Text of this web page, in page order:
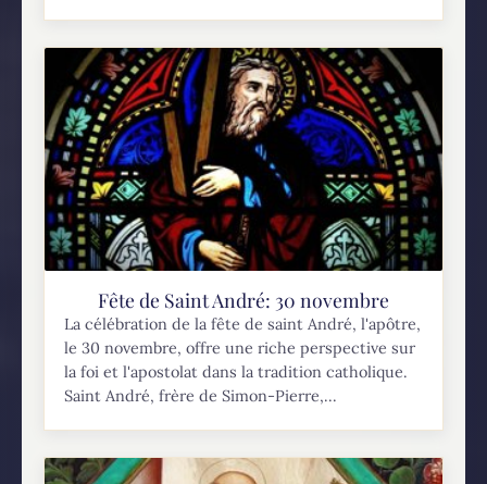
Fête de Saint André: 30 novembre
La célébration de la fête de saint André, l'apôtre,
le 30 novembre, offre une riche perspective sur
la foi et l'apostolat dans la tradition catholique.
Saint André, frère de Simon-Pierre,...